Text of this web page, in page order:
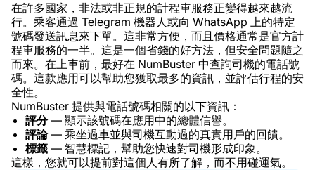
在許多國家，非法或非正規的計程車服務正變得越來越流
行。乘客通過 Telegram 機器人或向 WhatsApp 上的特定
號碼發送訊息來下單。這非常方便，而且價格通常是官方計
程車服務的一半。這是一個省錢的好方法，但安全問題隨之
而來。在上車前，最好在 NumBuster 中查詢司機的電話號
碼。這款應用可以幫助您獲取最多的資訊，並評估行程的安
全性。
NumBuster 提供與電話號碼相關的以下資訊：
評分— 顯示該號碼在應用中的總體信譽。
評論— 乘坐過車並與司機互動過的真實用戶的回饋。
標籤 — 智慧標記，幫助您快速對司機形成印象。
這樣，您就可以提前對這個人有所了解，而不用碰運氣。